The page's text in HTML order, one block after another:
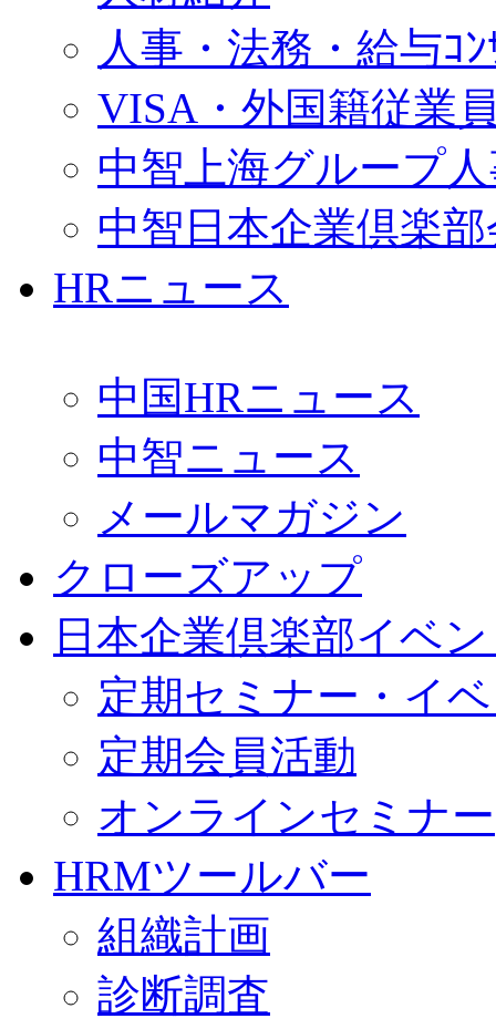
人事・法務・給与ｺﾝ
VISA・外国籍従業
中智上海グループ
中智日本企業倶楽
HRニュース
中国HRニュース
中智ニュース
メールマガジン
クローズアップ
日本企業倶楽部イベ
定期セミナー・イ
定期会員活動
オンラインセミナー
HRMツールバー
組織計画
診断調査